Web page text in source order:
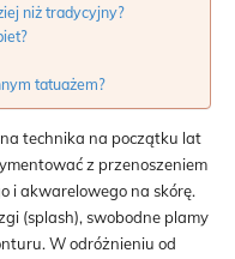
niż tradycyjny?
tatuażem?
technika na początku lat
z przenoszeniem
i akwarelowego na skórę.
(splash), swobodne plamy
W odróżnieniu od